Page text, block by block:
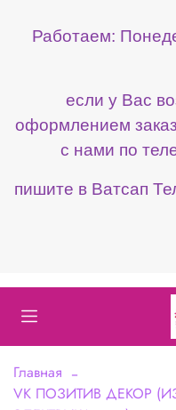
Работаем:
если у Вас
оформлением
с нами по
пишите в Ватсап
Главная
VK ПОЗИТИВ ДЕКОР